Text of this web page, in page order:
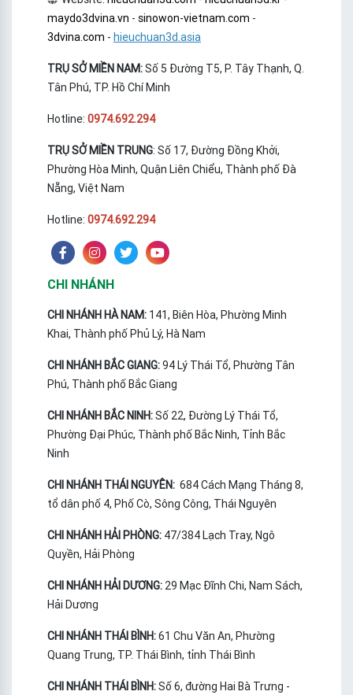
maydo3dvina.vn - sinowon-vietnam.com -
3dvina.com - hieuchuan3d.asia
TRỤ SỞ MIỀN NAM:Số 5 Đường T5, P. Tây Thạnh, Q.
Tân Phú, TP. Hồ Chí Minh
Hotline: 0974.692.294
TRỤ SỞ MIỀN TRUNG: Số 17, Đường Đồng Khởi,
Phường Hòa Minh, Quận Liên Chiểu, Thành phố Đà
Nẵng, Việt Nam
Hotline: 0974.692.294
CHI NHÁNH
CHI NHÁNH HÀ NAM: 141, Biên Hòa, Phường Minh
Khai, Thành phố Phủ Lý, Hà Nam
CHI NHÁNH BẮC GIANG:94 Lý Thái Tổ, Phường Tân
Phú, Thành phố Bắc Giang
CHI NHÁNH BẮC NINH:Số 22, Đường Lý Thái Tổ,
Phường Đại Phúc, Thành phố Bắc Ninh, Tỉnh Bắc
Ninh
CHI NHÁNH THÁI NGUYÊN: 684 Cách Mạng Tháng 8,
tổ dân phố 4, Phố Cò, Sông Công, Thái Nguyên
CHI NHÁNH HẢI PHÒNG: 47/384 Lạch Tray, Ngô
Quyền, Hải Phòng
CHI NHÁNH HẢI DƯƠNG: 29 Mạc Đĩnh Chi, Nam Sách,
Hải Dương
CHI NHÁNH THÁI BÌNH:61 Chu Văn An, Phường
Quang Trung, TP. Thái Bình, tỉnh Thái Bình
CHI NHÁNH THÁI BÌNH:Số 6, đường Hai Bà Trưng -